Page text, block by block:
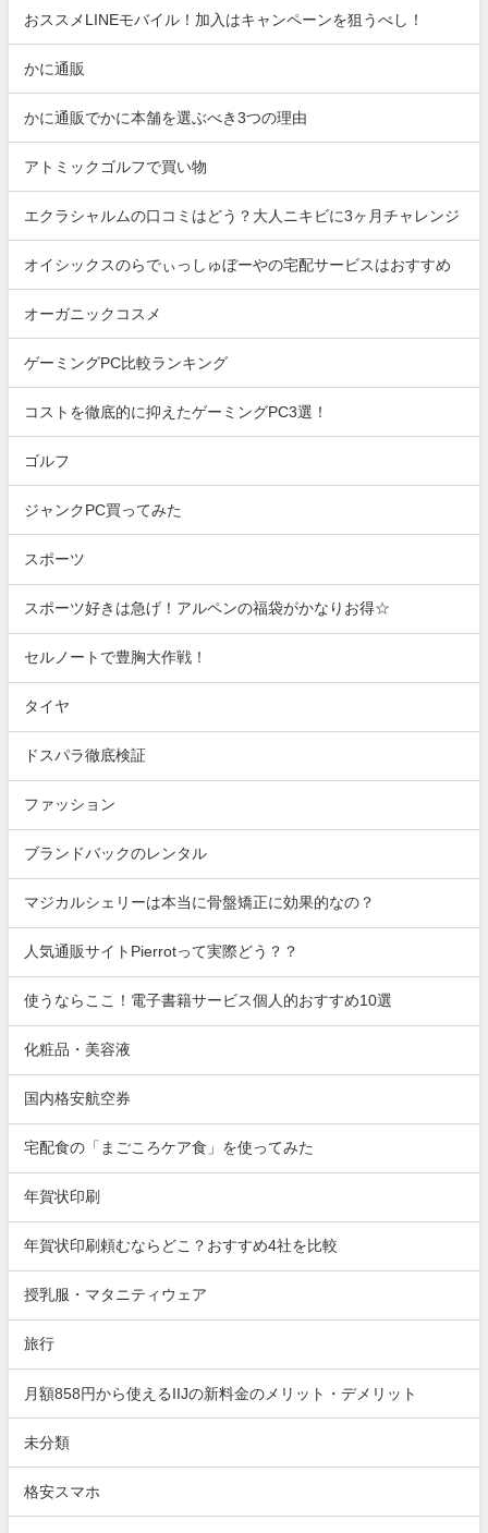
おススメLINEモバイル！加入はキャンペーンを狙うべし！
かに通販
かに通販でかに本舗を選ぶべき3つの理由
アトミックゴルフで買い物
エクラシャルムの口コミはどう？大人ニキビに3ヶ月チャレンジ
オイシックスのらでぃっしゅぼーやの宅配サービスはおすすめ
オーガニックコスメ
ゲーミングPC比較ランキング
コストを徹底的に抑えたゲーミングPC3選！
ゴルフ
ジャンクPC買ってみた
スポーツ
スポーツ好きは急げ！アルペンの福袋がかなりお得☆
セルノートで豊胸大作戦！
タイヤ
ドスパラ徹底検証
ファッション
ブランドバックのレンタル
マジカルシェリーは本当に骨盤矯正に効果的なの？
人気通販サイトPierrotって実際どう？？
使うならここ！電子書籍サービス個人的おすすめ10選
化粧品・美容液
国内格安航空券
宅配食の「まごころケア食」を使ってみた
年賀状印刷
年賀状印刷頼むならどこ？おすすめ4社を比較
授乳服・マタニティウェア
旅行
月額858円から使えるIIJの新料金のメリット・デメリット
未分類
格安スマホ